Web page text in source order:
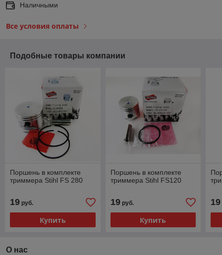
Наличными
Все условия оплаты
Подобные товары компании
Поршень в комплекте
триммера Stihl FS 280
19 руб.
Купить
Поршень в комплекте
триммера Stihl FS120
19руб.
Купить
19
О нас